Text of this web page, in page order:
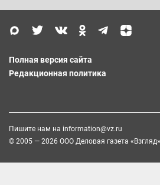
Полная версия сайта
Редакционная политика
Пишите нам на information@vz.ru
© 2005 — 2026 ООО Деловая газета «Взгляд»